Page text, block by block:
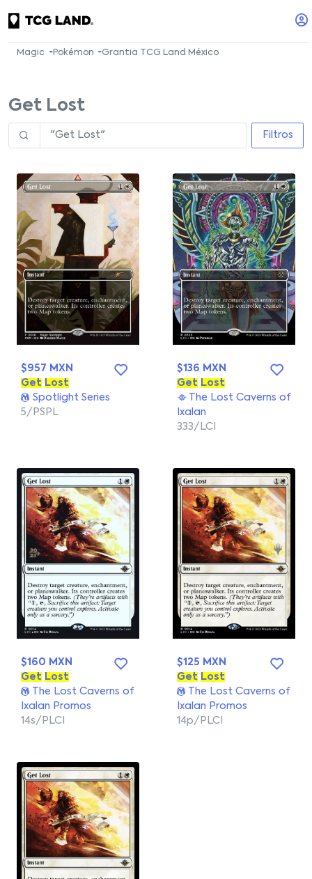
Magic Pokémon Grantia TCG Land México
Get Lost
Filtros
$957 MXN
Get Lost
Spotlight Series
5/PSPL
$136 MXN
Get Lost
The Lost Caverns of
Ixalan
333/LCI
$160 MXN
Get Lost
The Lost Caverns of
Ixalan Promos
14s/PLCI
$125 MXN
Get Lost
The Lost Caverns of
Ixalan Promos
14p/PLCI